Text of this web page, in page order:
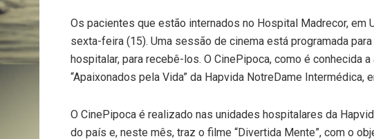
Os pacientes que estão internados no Hospital Madrecor, em
sexta-feira (15). Uma sessão de cinema está programada
hospitalar, para recebê-los. O CinePipoca, como é conhecida
“Apaixonados pela Vida” da Hapvida NotreDame Intermédica,
O CinePipoca é realizado nas unidades hospitalares da
do país e, neste mês, traz o filme “Divertida Mente”, com o